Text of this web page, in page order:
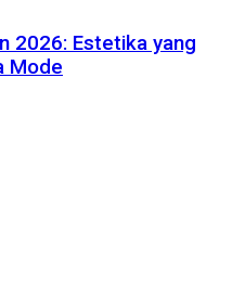
2026: Estetika yang
Mode